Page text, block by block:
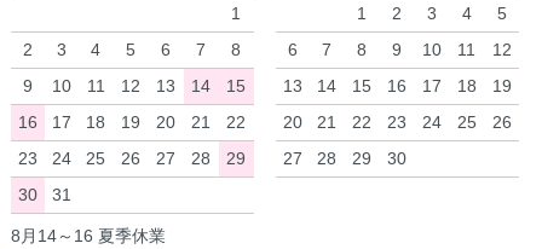
1
2
3 4 5 6 7
8
9
10 11 12 13 14
15
16
17 18 19 20 21
22
23
24 25 26 27 28
29
30
31
1
2 3 4
5
6
7 8 9 10 11
12
13
14 15 16 17 18
19
20
21 22 23 24 25
26
27
28 29 30
8月14～16 夏季休業